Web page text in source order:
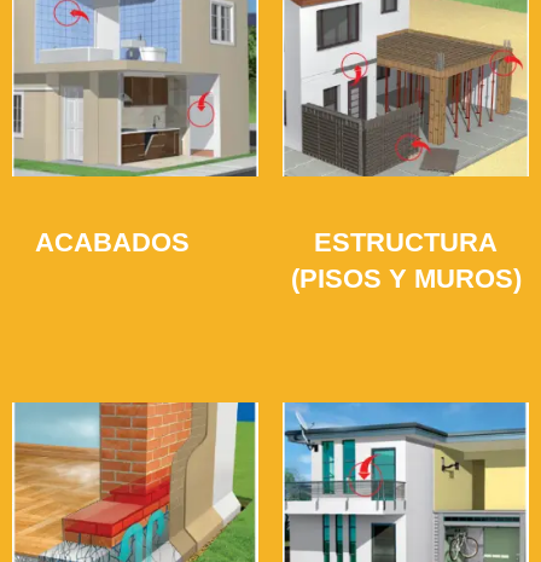
ACABADOS
ESTRUCTURA
(PISOS Y MUROS)